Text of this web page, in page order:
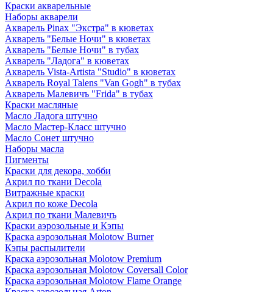
Краски акварельные
Наборы акварели
Акварель Pinax "Экстра" в кюветах
Акварель "Белые Ночи" в кюветах
Акварель "Белые Ночи" в тубах
Акварель "Ладога" в кюветах
Акварель Vista-Artista "Studio" в кюветах
Акварель Royal Talens "Van Gogh" в тубах
Акварель Малевичъ "Frida" в тубах
Краски масляные
Масло Ладога штучно
Масло Мастер-Класс штучно
Масло Сонет штучно
Наборы масла
Пигменты
Краски для декора, хобби
Акрил по ткани Decola
Витражные краски
Акрил по коже Decola
Акрил по ткани Малевичъ
Краски аэрозольные и Кэпы
Краска аэрозольная Molotow Burner
Кэпы распылители
Краска аэрозольная Molotow Premium
Краска аэрозольная Molotow Coversall Color
Краска аэрозольная Molotow Flame Orange